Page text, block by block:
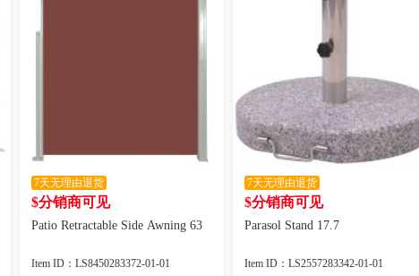
7天无理由退货
$分销商可见
Patio Retractable Side Awning 63
Item ID：LS8450283372-01-01
7天无理由退货
$分销商可见
Parasol Stand 17.7
Item ID：LS2557283342-01-01